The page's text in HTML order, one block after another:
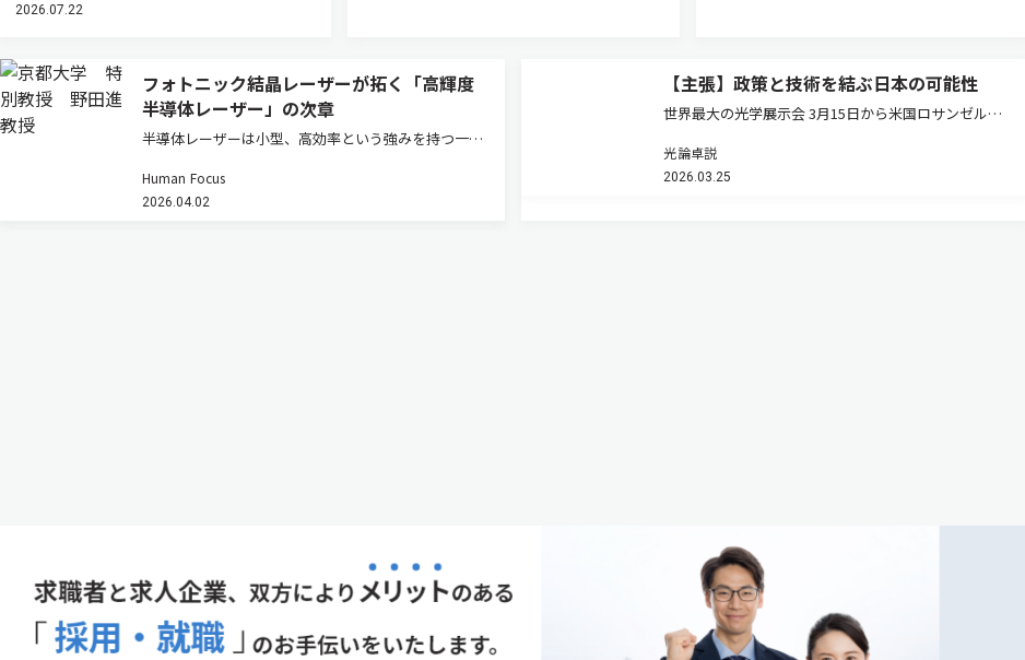
2026.07.22
フォトニック結晶レーザーが拓く「高輝度
半導体レーザー」の次章
半導体レーザーは小型、高効率という強みを持つ一方
という壁があった。フォトニック結晶レーザーはその
常識を塗り替えつつある。その研究の先駆者である京
Human Focus
2026.04.02
【主張】政策と技術を結ぶ日本の可能性
世界最大の光学展示会 3月15日から米国ロサンゼルス
and Exhibition）が開幕する。通信バブル崩壊後、存在
感を失っていた同…
光論卓説
2026.03.25